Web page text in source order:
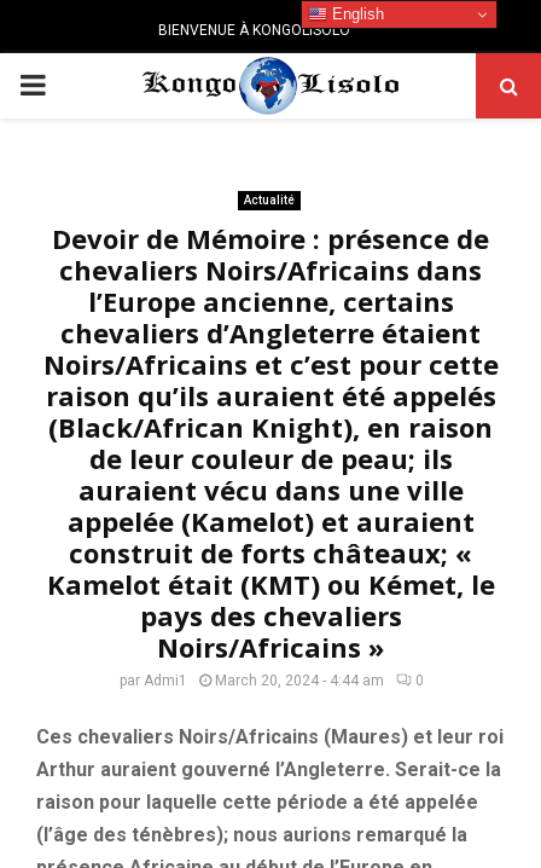
BIENVENUE À KONGOLISOLO
PRIMARY
Actualité
Devoir de Mémoire : présence de
chevaliers Noirs/Africains dans
l’Europe ancienne, certains
chevaliers d’Angleterre étaient
Noirs/Africains et c’est pour cette
raison qu’ils auraient été appelés
(Black/African Knight), en raison
de leur couleur de peau; ils
auraient vécu dans une ville
appelée (Kamelot) et auraient
construit de forts châteaux; «
Kamelot était (KMT) ou Kémet, le
pays des chevaliers
Noirs/Africains »
par Admi1 March 20, 2024 - 4:44 am 0
Ces chevaliers Noirs/Africains (Maures) et leur roi
Arthur auraient gouverné l’Angleterre. Serait-ce la
raison pour laquelle cette période a été appelée
(l’âge des ténèbres); nous aurions remarqué la
English